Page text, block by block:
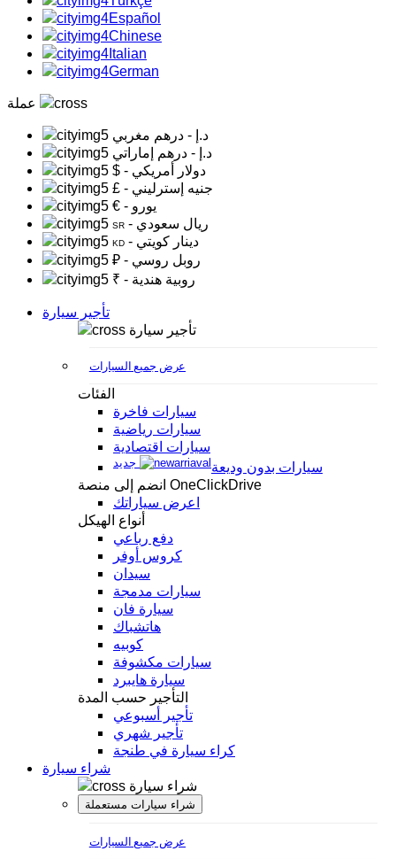
Español
Chinese
Italian
German
د.إ - درهم مغربي
د.إ - درهم إماراتي
$
- دولار أمريكي
£
- جنيه إسترليني
€
- يورو
SR - ريال سعودي
KD
- دينار كويتي
₽
- روبل روسي
₹
- روبية هندية
تأجير سيارة
تأجير سيارة
عرض جميع السيارات
الفئات
سيارات فاخرة
سيارات رياضية
سيارات اقتصادية
سيارات بدون وديعة
جديد
انضم إلى منصة OneClickDrive
اعرض سياراتك
أنواع الهيكل
دفع رباعي
كروس أوفر
سيدان
سيارات مدمجة
سيارة فان
هاتشباك
كوبيه
سيارات مكشوفة
سيارة هايبرد
التأجير حسب المدة
تأجير أسبوعي
تأجير شهري
كراء سيارة في طنجة
شراء سيارة
شراء سيارة
شراء سيارات مستعملة
عرض جميع السيارات